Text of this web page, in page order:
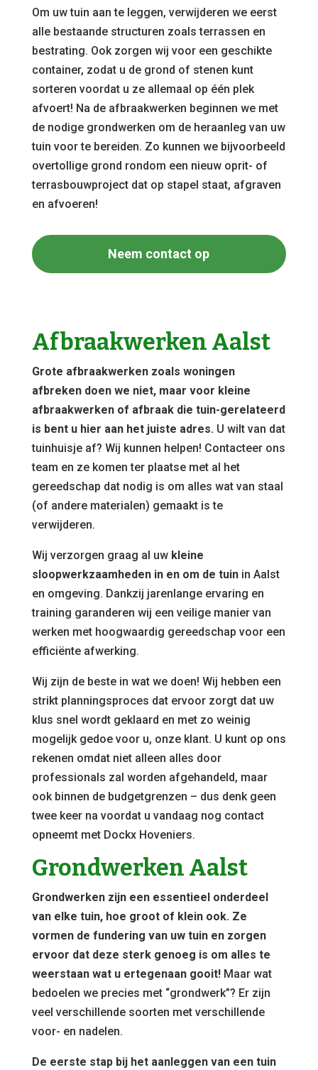
Om uw tuin aan te leggen, verwijderen we eerst
alle bestaande structuren zoals terrassen en
bestrating. Ook zorgen wij voor een geschikte
container, zodat u de grond of stenen kunt
sorteren voordat u ze allemaal op één plek
afvoert! Na de afbraakwerken beginnen we met
de nodige grondwerken om de heraanleg van uw
tuin voor te bereiden. Zo kunnen we bijvoorbeeld
overtollige grond rondom een nieuw oprit- of
terrasbouwproject dat op stapel staat, afgraven
en afvoeren!
Neem contact op
Afbraakwerken Aalst
Grote afbraakwerken zoals woningen
afbreken doen we niet, maar voor kleine
afbraakwerken of afbraak die tuin-gerelateerd
is bent u hier aan het juiste adres.U wilt van dat
tuinhuisje af? Wij kunnen helpen! Contacteer ons
team en ze komen ter plaatse met al het
gereedschap dat nodig is om alles wat van staal
(of andere materialen) gemaakt is te
verwijderen.
Wij verzorgen graag al uw kleine
sloopwerkzaamheden in en om de tuinin Aalst
en omgeving. Dankzij jarenlange ervaring en
training garanderen wij een veilige manier van
werken met hoogwaardig gereedschap voor een
efficiënte afwerking.
Wij zijn de beste in wat we doen! Wij hebben een
strikt planningsproces dat ervoor zorgt dat uw
klus snel wordt geklaard en met zo weinig
mogelijk gedoe voor u, onze klant. U kunt op ons
rekenen omdat niet alleen alles door
professionals zal worden afgehandeld, maar
ook binnen de budgetgrenzen – dus denk geen
twee keer na voordat u vandaag nog contact
opneemt met Dockx Hoveniers.
Grondwerken Aalst
Grondwerken zijn een essentieel onderdeel
van elke tuin, hoe groot of klein ook. Ze
vormen de fundering van uw tuin en zorgen
ervoor dat deze sterk genoeg is om alles te
weerstaan wat u ertegenaan gooit!Maar wat
bedoelen we precies met “grondwerk”? Er zijn
veel verschillende soorten met verschillende
voor- en nadelen.
De eerste stap bij het aanleggen van een tuin